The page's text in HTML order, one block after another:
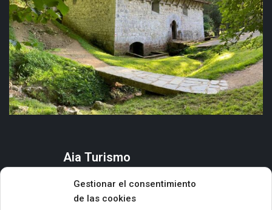
Gestionar el consentimiento
de las cookies
Aia Turismo
QUÉ HACER